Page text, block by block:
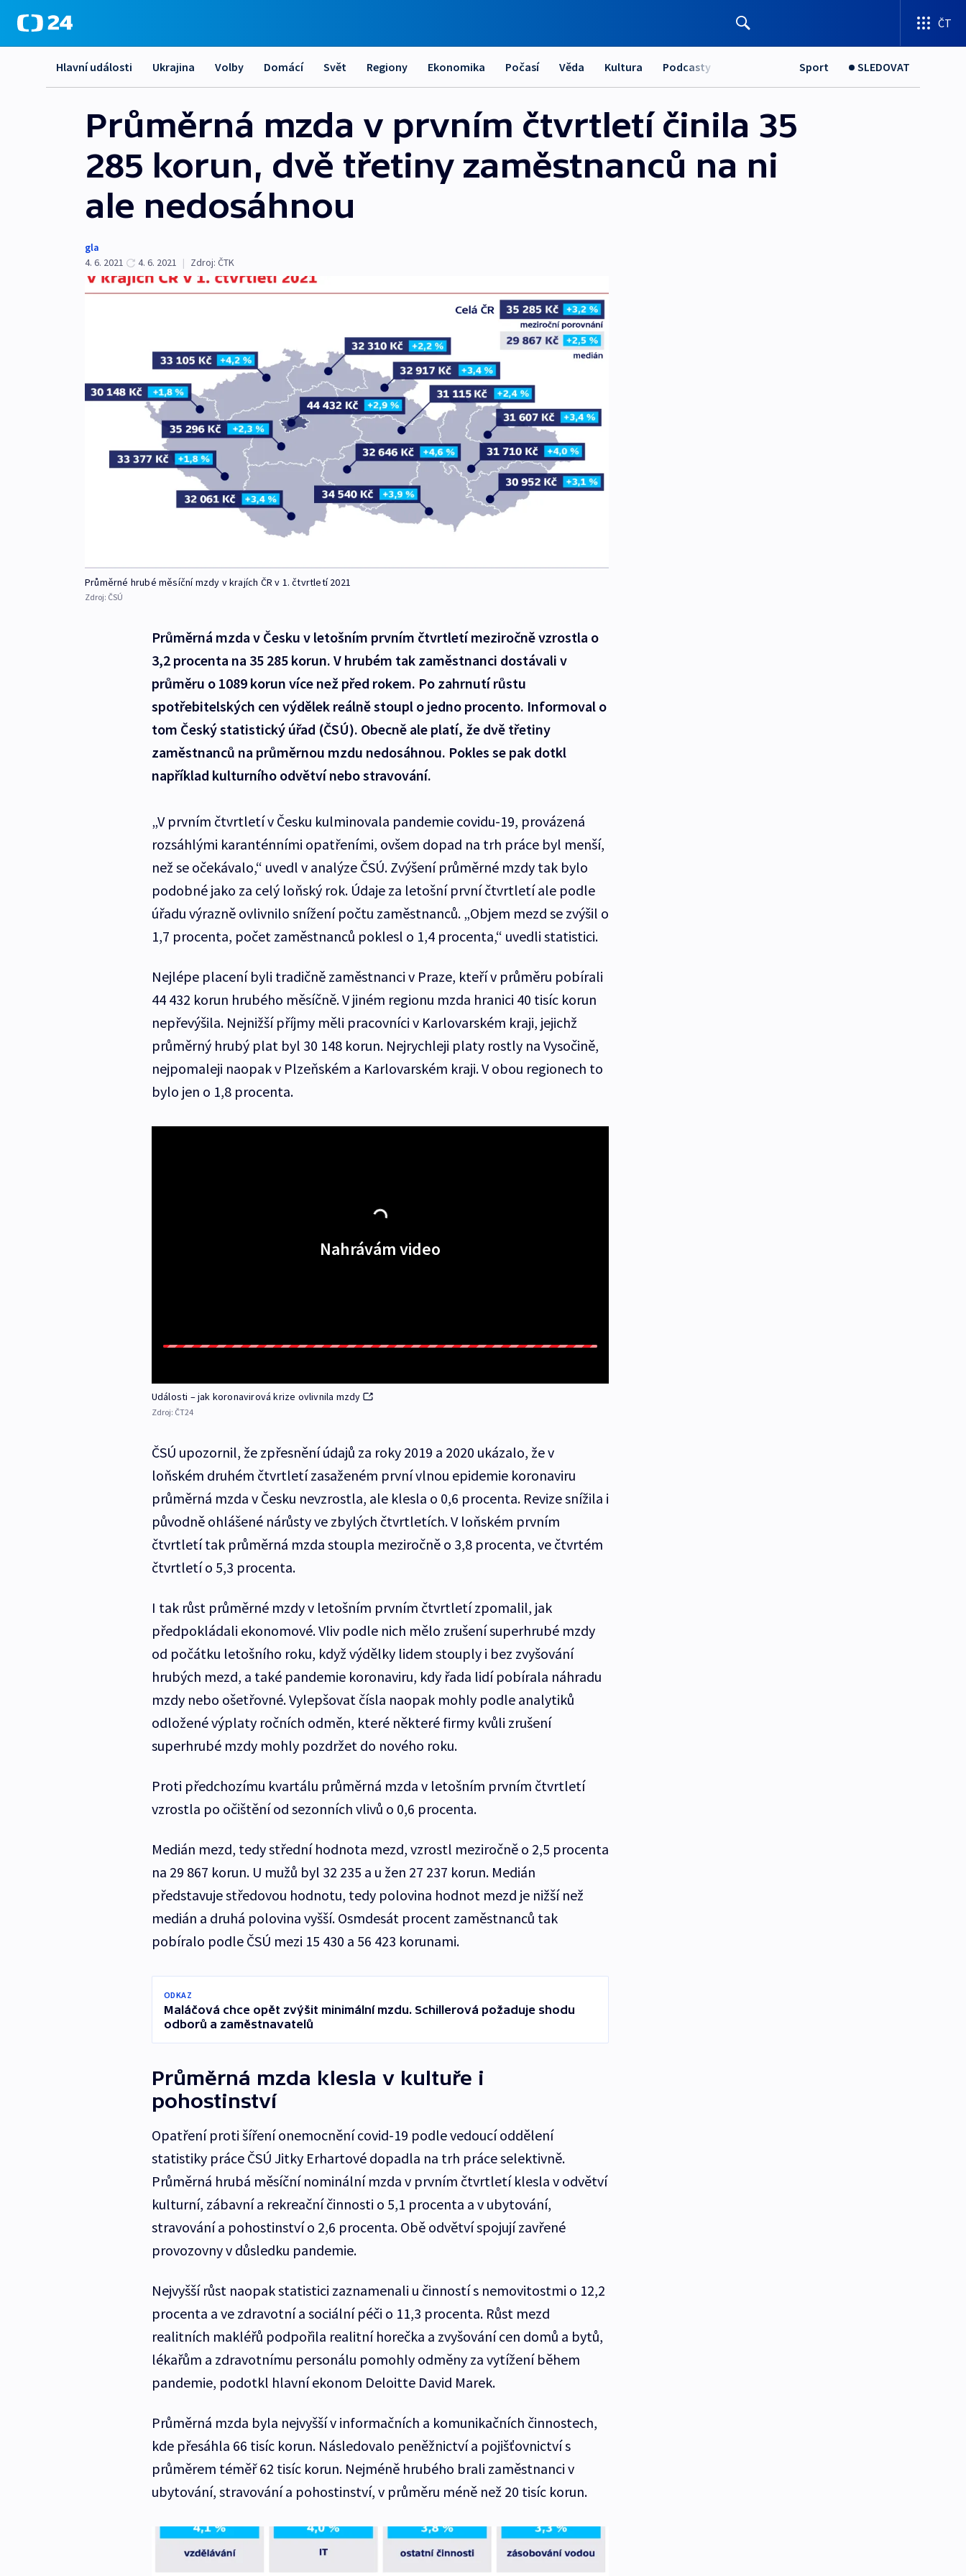
ČT
Hlavní události Ukrajina Volby Domácí Svět Regiony Ekonomika Počasí Věda Kultura Podcasty Sport SLEDOVAT
Průměrná mzda v prvním čtvrtletí činila 35
285 korun, dvě třetiny zaměstnanců na ni
ale nedosáhnou
gla
4. 6. 2021
4. 6. 2021 | Zdroj: ČTK
Průměrné hrubé měsíční mzdy v krajích ČR v 1. čtvrtletí 2021
Zdroj: ČSÚ
Průměrná mzda v Česku v letošním prvním čtvrtletí meziročně vzrostla o
3,2 procenta na 35 285 korun. V hrubém tak zaměstnanci dostávali v
průměru o 1089 korun více než před rokem. Po zahrnutí růstu
spotřebitelských cen výdělek reálně stoupl o jedno procento. Informoval o
tom Český statistický úřad (ČSÚ). Obecně ale platí, že dvě třetiny
zaměstnanců na průměrnou mzdu nedosáhnou. Pokles se pak dotkl
například kulturního odvětví nebo stravování.
„V prvním čtvrtletí v Česku kulminovala pandemie covidu-19, provázená
rozsáhlými karanténními opatřeními, ovšem dopad na trh práce byl menší,
než se očekávalo,“ uvedl v analýze ČSÚ. Zvýšení průměrné mzdy tak bylo
podobné jako za celý loňský rok. Údaje za letošní první čtvrtletí ale podle
úřadu výrazně ovlivnilo snížení počtu zaměstnanců. „Objem mezd se zvýšil o
1,7 procenta, počet zaměstnanců poklesl o 1,4 procenta,“ uvedli statistici.
Nejlépe placení byli tradičně zaměstnanci v Praze, kteří v průměru pobírali
44 432 korun hrubého měsíčně. V jiném regionu mzda hranici 40 tisíc korun
nepřevýšila. Nejnižší příjmy měli pracovníci v Karlovarském kraji, jejichž
průměrný hrubý plat byl 30 148 korun. Nejrychleji platy rostly na Vysočině,
nejpomaleji naopak v Plzeňském a Karlovarském kraji. V obou regionech to
bylo jen o 1,8 procenta.
Nahrávám video
Události – jak koronavirová krize ovlivnila mzdy
Zdroj: ČT24
ČSÚ upozornil, že zpřesnění údajů za roky 2019 a 2020 ukázalo, že v
loňském druhém čtvrtletí zasaženém první vlnou epidemie koronaviru
průměrná mzda v Česku nevzrostla, ale klesla o 0,6 procenta. Revize snížila i
původně ohlášené nárůsty ve zbylých čtvrtletích. V loňském prvním
čtvrtletí tak průměrná mzda stoupla meziročně o 3,8 procenta, ve čtvrtém
čtvrtletí o 5,3 procenta.
I tak růst průměrné mzdy v letošním prvním čtvrtletí zpomalil, jak
předpokládali ekonomové. Vliv podle nich mělo zrušení superhrubé mzdy
od počátku letošního roku, když výdělky lidem stouply i bez zvyšování
hrubých mezd, a také pandemie koronaviru, kdy řada lidí pobírala náhradu
mzdy nebo ošetřovné. Vylepšovat čísla naopak mohly podle analytiků
odložené výplaty ročních odměn, které některé firmy kvůli zrušení
superhrubé mzdy mohly pozdržet do nového roku.
Proti předchozímu kvartálu průměrná mzda v letošním prvním čtvrtletí
vzrostla po očištění od sezonních vlivů o 0,6 procenta.
Medián mezd, tedy střední hodnota mezd, vzrostl meziročně o 2,5 procenta
na 29 867 korun. U mužů byl 32 235 a u žen 27 237 korun. Medián
představuje středovou hodnotu, tedy polovina hodnot mezd je nižší než
medián a druhá polovina vyšší. Osmdesát procent zaměstnanců tak
pobíralo podle ČSÚ mezi 15 430 a 56 423 korunami.
ODKAZ
Maláčová chce opět zvýšit minimální mzdu. Schillerová požaduje shodu
odborů a zaměstnavatelů
Průměrná mzda klesla v kultuře i
pohostinství
Opatření proti šíření onemocnění covid-19 podle vedoucí oddělení
statistiky práce ČSÚ Jitky Erhartové dopadla na trh práce selektivně.
Průměrná hrubá měsíční nominální mzda v prvním čtvrtletí klesla v odvětví
kulturní, zábavní a rekreační činnosti o 5,1 procenta a v ubytování,
stravování a pohostinství o 2,6 procenta. Obě odvětví spojují zavřené
provozovny v důsledku pandemie.
Nejvyšší růst naopak statistici zaznamenali u činností s nemovitostmi o 12,2
procenta a ve zdravotní a sociální péči o 11,3 procenta. Růst mezd
realitních makléřů podpořila realitní horečka a zvyšování cen domů a bytů,
lékařům a zdravotnímu personálu pomohly odměny za vytížení během
pandemie, podotkl hlavní ekonom Deloitte David Marek.
Průměrná mzda byla nejvyšší v informačních a komunikačních činnostech,
kde přesáhla 66 tisíc korun. Následovalo peněžnictví a pojišťovnictví s
průměrem téměř 62 tisíc korun. Nejméně hrubého brali zaměstnanci v
ubytování, stravování a pohostinství, v průměru méně než 20 tisíc korun.